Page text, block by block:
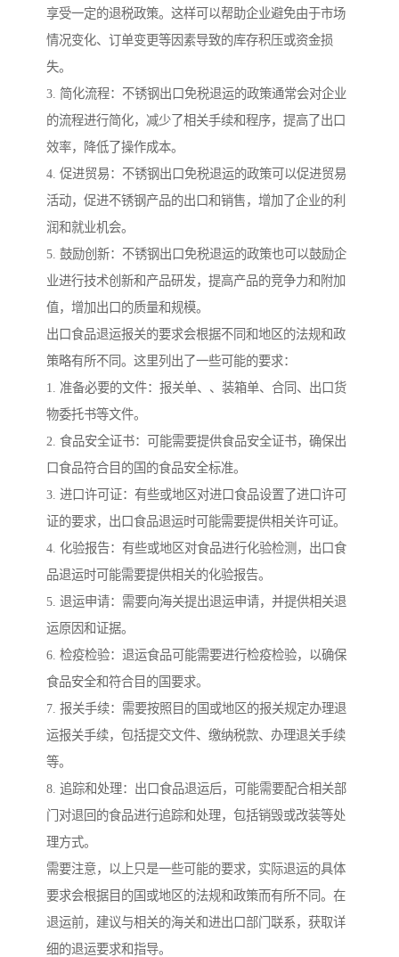
享受一定的退税政策。这样可以帮助企业避免由于市场
情况变化、订单变更等因素导致的库存积压或资金损
失。
3. 简化流程：不锈钢出口免税退运的政策通常会对企业
的流程进行简化，减少了相关手续和程序，提高了出口
效率，降低了操作成本。
4. 促进贸易：不锈钢出口免税退运的政策可以促进贸易
活动，促进不锈钢产品的出口和销售，增加了企业的利
润和就业机会。
5. 鼓励创新：不锈钢出口免税退运的政策也可以鼓励企
业进行技术创新和产品研发，提高产品的竞争力和附加
值，增加出口的质量和规模。
出口食品退运报关的要求会根据不同和地区的法规和政
策略有所不同。这里列出了一些可能的要求：
1. 准备必要的文件：报关单、、装箱单、合同、出口货
物委托书等文件。
2. 食品安全证书：可能需要提供食品安全证书，确保出
口食品符合目的国的食品安全标准。
3. 进口许可证：有些或地区对进口食品设置了进口许可
证的要求，出口食品退运时可能需要提供相关许可证。
4. 化验报告：有些或地区对食品进行化验检测，出口食
品退运时可能需要提供相关的化验报告。
5. 退运申请：需要向海关提出退运申请，并提供相关退
运原因和证据。
6. 检疫检验：退运食品可能需要进行检疫检验，以确保
食品安全和符合目的国要求。
7. 报关手续：需要按照目的国或地区的报关规定办理退
运报关手续，包括提交文件、缴纳税款、办理退关手续
等。
8. 追踪和处理：出口食品退运后，可能需要配合相关部
门对退回的食品进行追踪和处理，包括销毁或改装等处
理方式。
需要注意，以上只是一些可能的要求，实际退运的具体
要求会根据目的国或地区的法规和政策而有所不同。在
退运前，建议与相关的海关和进出口部门联系，获取详
细的退运要求和指导。